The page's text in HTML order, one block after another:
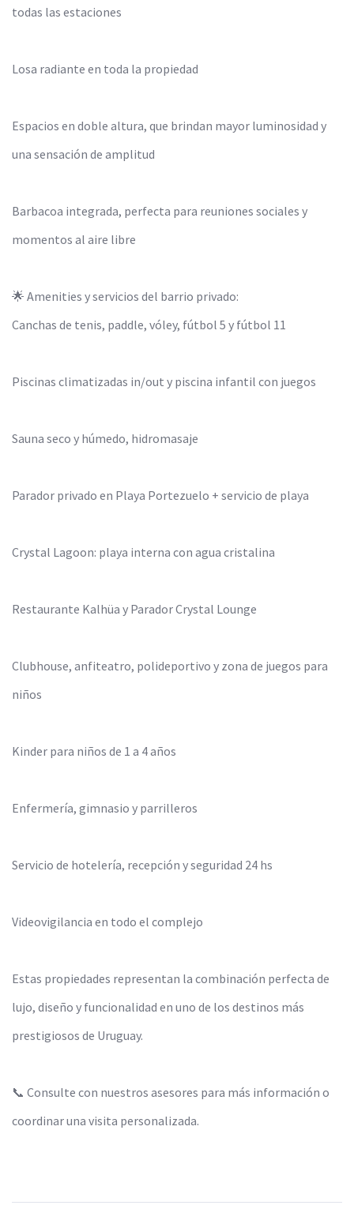
todas las estaciones
Losa radiante en toda la propiedad
Espacios en doble altura, que brindan mayor luminosidad y
una sensación de amplitud
Barbacoa integrada, perfecta para reuniones sociales y
momentos al aire libre
🌟 Amenities y servicios del barrio privado:
Canchas de tenis, paddle, vóley, fútbol 5 y fútbol 11
Piscinas climatizadas in/out y piscina infantil con juegos
Sauna seco y húmedo, hidromasaje
Parador privado en Playa Portezuelo + servicio de playa
Crystal Lagoon: playa interna con agua cristalina
Restaurante Kalhüa y Parador Crystal Lounge
Clubhouse, anfiteatro, polideportivo y zona de juegos para
niños
Kinder para niños de 1 a 4 años
Enfermería, gimnasio y parrilleros
Servicio de hotelería, recepción y seguridad 24 hs
Videovigilancia en todo el complejo
Estas propiedades representan la combinación perfecta de
lujo, diseño y funcionalidad en uno de los destinos más
prestigiosos de Uruguay.
📞 Consulte con nuestros asesores para más información o
coordinar una visita personalizada.